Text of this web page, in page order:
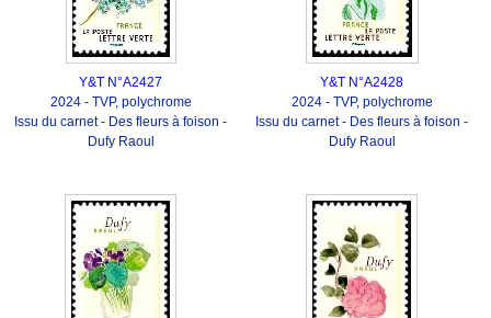
Y&T N°A2427
2024 - TVP, polychrome
Issu du carnet - Des fleurs à foison -
Dufy Raoul
Y&T N°A2428
2024 - TVP, polychrome
Issu du carnet - Des fleurs à foison -
Dufy Raoul